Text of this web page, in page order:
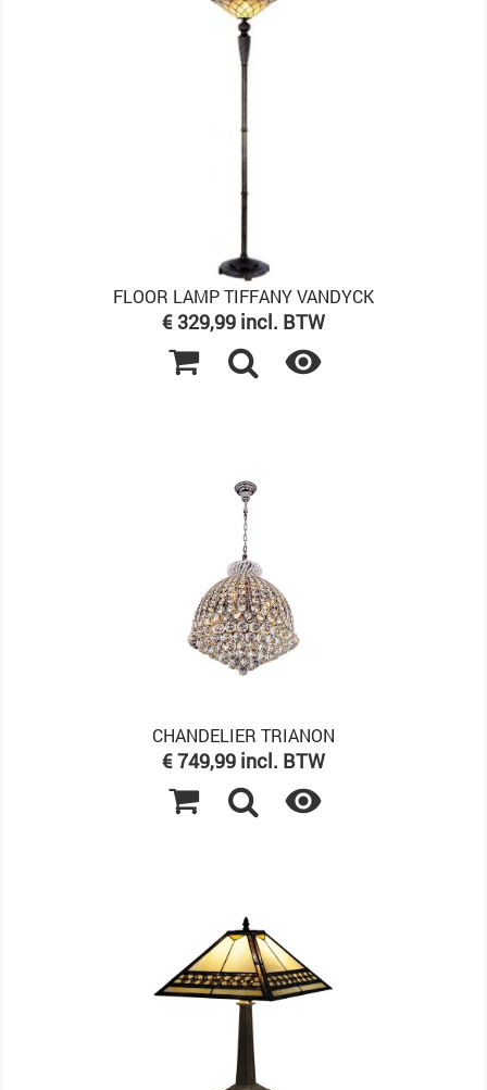
FLOOR LAMP TIFFANY VANDYCK
Prijs
€ 329,99 incl. BTW

CHANDELIER TRIANON
Prijs
€ 749,99 incl. BTW
